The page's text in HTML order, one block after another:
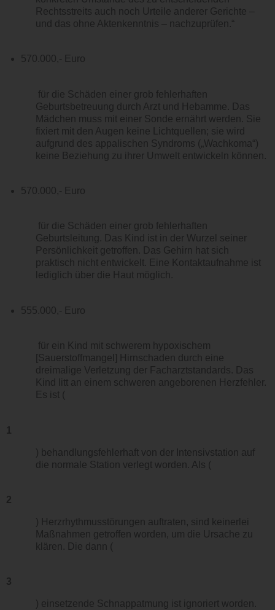
Rechtsstreits auch noch Urteile anderer Gerichte –
und das ohne Aktenkenntnis – nachzuprüfen.“
570.000,- Euro
für die Schäden einer grob fehlerhaften
Geburtsbetreuung durch Arzt und Hebamme. Das
Mädchen muss mit einer Sonde ernährt werden. Sie
fixiert mit den Augen keine Lichtquellen; sie wird
aufgrund des appalischen Syndroms („Wachkoma“)
keine Beziehung zu ihrer Umwelt entwickeln können.
570.000,- Euro
für die Schäden einer grob fehlerhaften
Geburtsleitung. Das Kind ist in der Wurzel seiner
Persönlichkeit getroffen. Das Gehirn hat sich
praktisch nicht entwickelt. Eine Kontaktaufnahme ist
lediglich über die Haut möglich.
555.000,- Euro
für ein Kind mit schwerem hypoxischem
[Sauerstoffmangel] Hirnschaden durch eine
dreimalige Verletzung der Facharztstandards. Das
Kind litt an einem schweren angeborenen Herzfehler.
Es ist (
) behandlungsfehlerhaft von der Intensivstation auf
die normale Station verlegt worden. Als (
2
) Herzrhythmus­störungen auftraten, sind keinerlei
Maßnahmen getroffen worden, um die Ursache zu
klären. Die dann (
3
) einsetzende Schnappatmung ist ignoriert worden.